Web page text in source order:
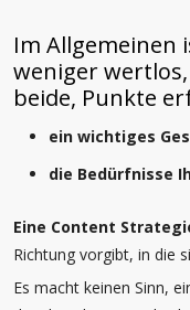
Im Allgemeinen
weniger
beide, Punkte
ein wichtiges
die Bedürfnisse
Eine Content
Richtung vorgibt, in die
Es macht keinen Sinn,